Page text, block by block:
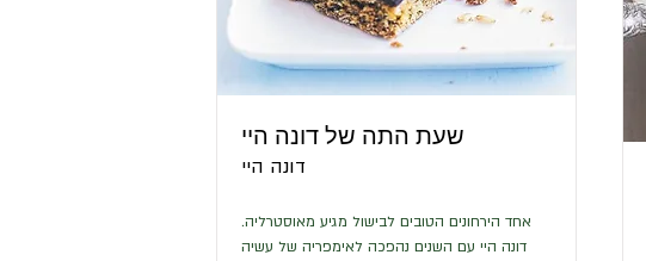
שעת התה של דונה היי
דונה היי
אחד הירחונים הטובים לבישול מגיע מאוסטרליה.
דונה היי עם השנים נהפכה לאימפריה של עשיה